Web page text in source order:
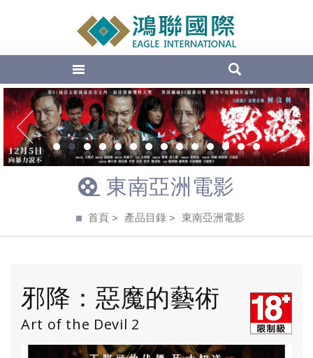
1 2 3 4 5 6 7 8 9 1011121314
東南亞洲電影
首頁 產品目錄 東南亞洲電影
邪降：惡魔的藝術
Art of the Devil 2